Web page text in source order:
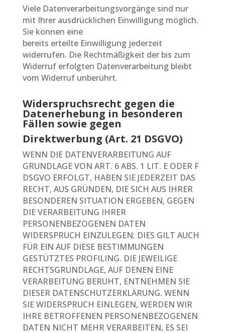
Viele Datenverarbeitungsvorgänge sind nur
mit Ihrer ausdrücklichen Einwilligung möglich.
Sie können eine
bereits erteilte Einwilligung jederzeit
widerrufen. Die Rechtmäßigkeit der bis zum
Widerruf erfolgten Datenverarbeitung bleibt
vom Widerruf unberührt.
Widerspruchsrecht gegen die
Datenerhebung in besonderen
Fällen sowie gegen
Direktwerbung (Art. 21 DSGVO)
WENN DIE DATENVERARBEITUNG AUF
GRUNDLAGE VON ART. 6 ABS. 1 LIT. E ODER F
DSGVO ERFOLGT, HABEN SIE JEDERZEIT DAS
RECHT, AUS GRÜNDEN, DIE SICH AUS IHRER
BESONDEREN SITUATION ERGEBEN, GEGEN
DIE VERARBEITUNG IHRER
PERSONENBEZOGENEN DATEN
WIDERSPRUCH EINZULEGEN; DIES GILT AUCH
FÜR EIN AUF DIESE BESTIMMUNGEN
GESTÜTZTES PROFILING. DIE JEWEILIGE
RECHTSGRUNDLAGE, AUF DENEN EINE
VERARBEITUNG BERUHT, ENTNEHMEN SIE
DIESER DATENSCHUTZERKLÄRUNG. WENN
SIE WIDERSPRUCH EINLEGEN, WERDEN WIR
IHRE BETROFFENEN PERSONENBEZOGENEN
DATEN NICHT MEHR VERARBEITEN, ES SEI